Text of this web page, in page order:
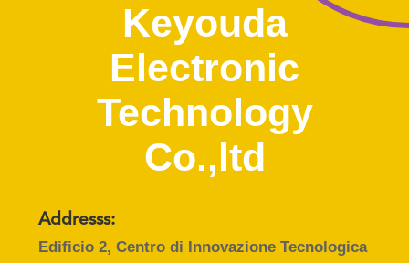
FABBRICA
CONTROLLO
CONTATTICI
Keyouda
Electronic
Technology
Co.,ltd
Addresss:
Edificio 2, Centro di Innovazione Tecnologica